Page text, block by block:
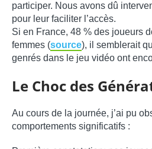
participer. Nous avons dû
pour leur faciliter l’accès.
Si en France, 48 % des joueurs
femmes (source), il semblerait
genrés dans le jeu vidéo ont
Le Choc des
Au cours de la journée, j’ai pu
comportements significatifs :